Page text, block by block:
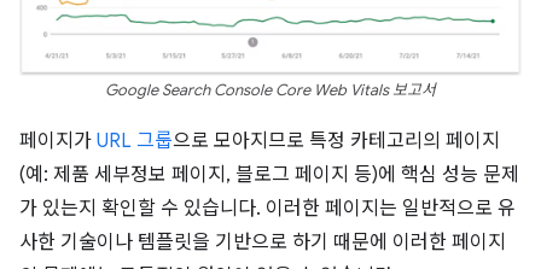
Google Search Console Core Web Vitals 보고서
페이지가 URL 그룹으로 모아지므로 특정 카테고리의 페이지
(예: 제품 세부정보 페이지, 블로그 페이지 등)에 핵심 성능 문제
가 있는지 확인할 수 있습니다. 이러한 페이지는 일반적으로 유
사한 기술이나 템플릿을 기반으로 하기 때문에 이러한 페이지